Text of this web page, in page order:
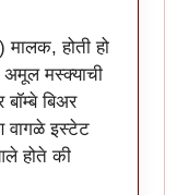
वाचून! byपाषाणभेद
मालक, होती हो
अमूल मस्क्याची
बॉम्बे बिअर
वागळे इस्टेट
होते की